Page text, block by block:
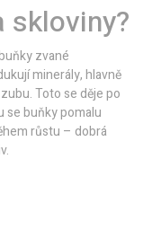
zvané
minerály, hlavně
Toto se děje po
se buňky pomalu
růstu – dobrá